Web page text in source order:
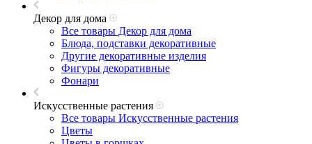
Декор для дома
Все товары Декор для дома
Блюда, подставки декоративные
Другие декоративные изделия
Фигуры декоративные
Фонари
Искусственные растения
Все товары Искусственные растения
Цветы